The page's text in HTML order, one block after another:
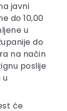
javni
do 10,00
u
do
na način
poslije
u
će